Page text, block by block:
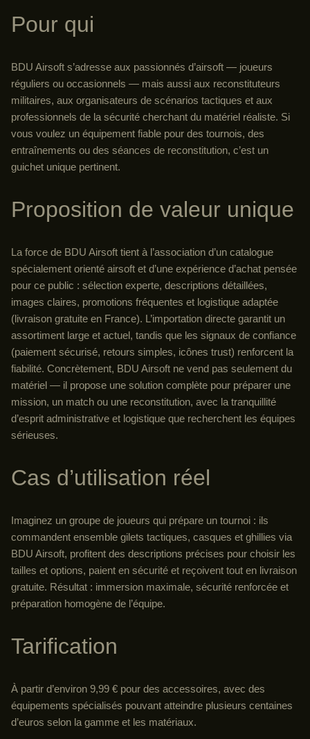
Pour qui
BDU Airsoft s’adresse aux passionnés d’airsoft — joueurs
réguliers ou occasionnels — mais aussi aux reconstituteurs
militaires, aux organisateurs de scénarios tactiques et aux
professionnels de la sécurité cherchant du matériel réaliste. Si
vous voulez un équipement fiable pour des tournois, des
entraînements ou des séances de reconstitution, c’est un
guichet unique pertinent.
Proposition de valeur unique
La force de BDU Airsoft tient à l’association d’un catalogue
spécialement orienté airsoft et d’une expérience d’achat pensée
pour ce public : sélection experte, descriptions détaillées,
images claires, promotions fréquentes et logistique adaptée
(livraison gratuite en France). L’importation directe garantit un
assortiment large et actuel, tandis que les signaux de confiance
(paiement sécurisé, retours simples, icônes trust) renforcent la
fiabilité. Concrètement, BDU Airsoft ne vend pas seulement du
matériel — il propose une solution complète pour préparer une
mission, un match ou une reconstitution, avec la tranquillité
d’esprit administrative et logistique que recherchent les équipes
sérieuses.
Cas d’utilisation réel
Imaginez un groupe de joueurs qui prépare un tournoi : ils
commandent ensemble gilets tactiques, casques et ghillies via
BDU Airsoft, profitent des descriptions précises pour choisir les
tailles et options, paient en sécurité et reçoivent tout en livraison
gratuite. Résultat : immersion maximale, sécurité renforcée et
préparation homogène de l’équipe.
Tarification
À partir d’environ 9,99 € pour des accessoires, avec des
équipements spécialisés pouvant atteindre plusieurs centaines
d’euros selon la gamme et les matériaux.